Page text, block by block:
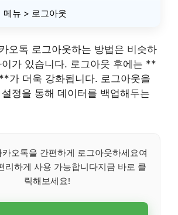
메뉴 > 로그아웃
오톡 로그아웃하는 방법은 비슷하
가 있습니다. 로그아웃 후에는 **
가 더욱 강화됩니다. 로그아웃을
정을 통해 데이터를 백업해두는
카오톡을 간편하게 로그아웃하세요여
리하게 사용 가능합니다지금 바로 클
릭해보세요!